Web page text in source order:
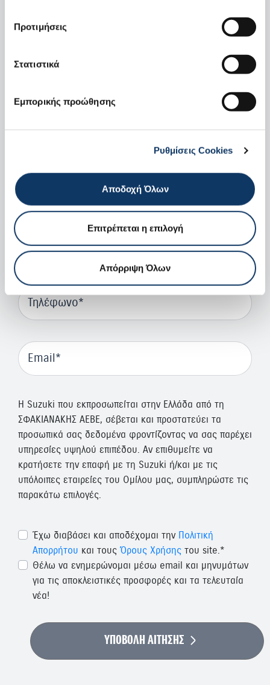
Προτιμήσεις
Στατιστικά
Εμπορικής προώθησης
Ρυθμίσεις Cookies
Αποδοχή Όλων
Επιτρέπεται η επιλογή
Απόρριψη Όλων
συμπληρώστε τα απαραίτητα στοιχεία*
Όνομα
Επώνυμο
Τηλέφωνο
Email
H Suzuki που εκπροσωπείται στην Ελλάδα από τη
ΣΦΑΚΙΑΝΑΚΗΣ ΑΕΒΕ, σέβεται και προστατεύει τα
προσωπικά σας δεδομένα φροντίζοντας να σας παρέχει
υπηρεσίες υψηλού επιπέδου. Αν επιθυμείτε να
κρατήσετε την επαφή με τη Suzuki ή/και με τις
υπόλοιπες εταιρείες του Ομίλου μας, συμπληρώστε τις
παρακάτω επιλογές.
Έχω διαβάσει και αποδέχομαι την Πολιτική
Απορρήτου και τους Όρους Χρήσης του site.*
Θέλω να ενημερώνομαι μέσω email και μηνυμάτων
για τις αποκλειστικές προσφορές και τα τελευταία
νέα!
ΥΠΟΒΟΛΗ ΑΙΤΗΣΗΣ